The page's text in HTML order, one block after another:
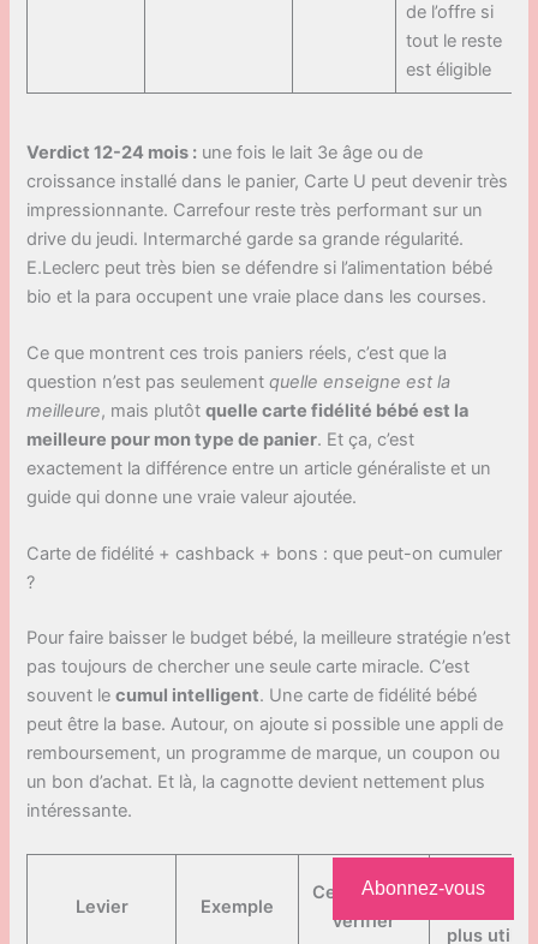
de l’offre si
tout le reste
est éligible
Verdict 12-24 mois : une fois le lait 3e âge ou de
croissance installé dans le panier, Carte U peut devenir très
impressionnante. Carrefour reste très performant sur un
drive du jeudi. Intermarché garde sa grande régularité.
E.Leclerc peut très bien se défendre si l’alimentation bébé
bio et la para occupent une vraie place dans les courses.
Ce que montrent ces trois paniers réels, c’est que la
question n’est pas seulementquelle enseigne est la
meilleure, mais plutôtquelle carte fidélité bébé est la
meilleure pour mon type de panier. Et ça, c’est
exactement la différence entre un article généraliste et un
guide qui donne une vraie valeur ajoutée.
Carte de fidélité + cashback + bons : que peut-on cumuler
?
Pour faire baisser le budget bébé, la meilleure stratégie n’est
pas toujours de chercher une seule carte miracle. C’est
souvent lecumul intelligent. Une carte de fidélité bébé
peut être la base. Autour, on ajoute si possible une appli de
remboursement, un programme de marque, un coupon ou
un bon d’achat. Et là, la cagnotte devient nettement plus
intéressante.
Levier Exemple
Ce qu’il faut
vérifier
plus utile
Abonnez-vous